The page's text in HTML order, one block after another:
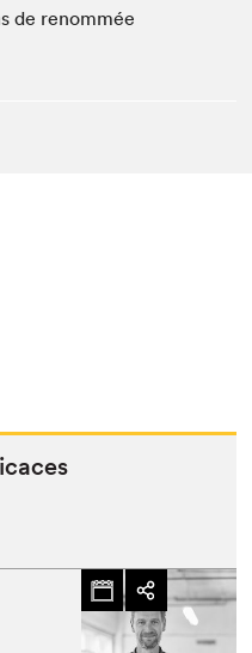
de renommée